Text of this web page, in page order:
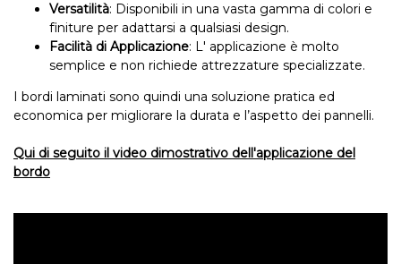
Versatilità: Disponibili in una vasta gamma di colori e
finiture per adattarsi a qualsiasi design.
Facilità di Applicazione: L' applicazione è molto
semplice e non richiede attrezzature specializzate.
I bordi laminati sono quindi una soluzione pratica ed
economica per migliorare la durata e l’aspetto dei pannelli.
Qui di seguito il video dimostrativo dell'applicazione del
bordo